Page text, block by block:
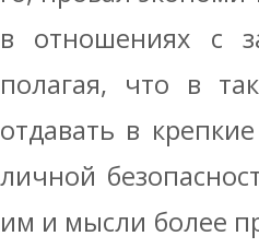
в отношениях с
полагая, что в
отдавать в
личной
им и мысли более